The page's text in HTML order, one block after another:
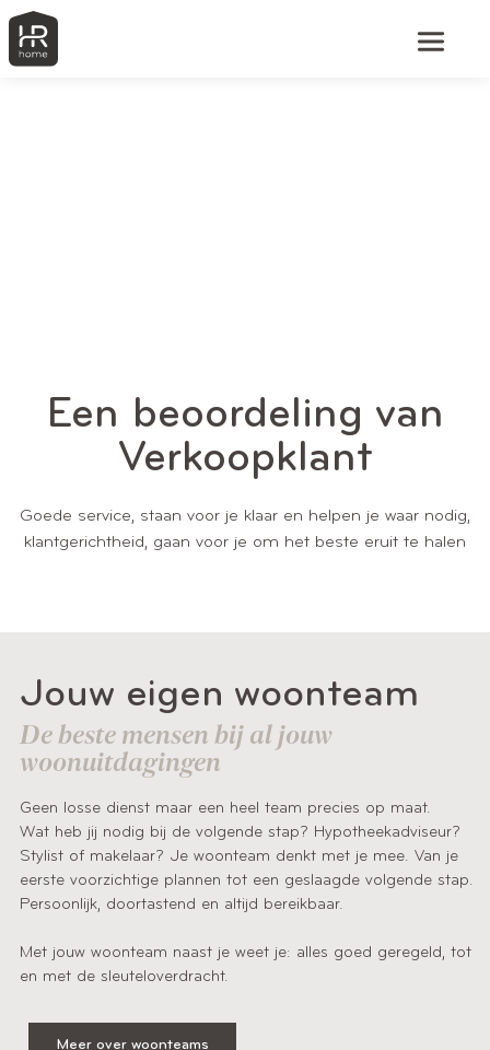
Een beoordeling van
Verkoopklant
Goede service, staan voor je klaar en helpen je waar nodig,
klantgerichtheid, gaan voor je om het beste eruit te halen
Jouw eigen woonteam
De beste mensen bij al jouw
woonuitdagingen
Geen losse dienst maar een heel team precies op maat.
Wat heb jij nodig bij de volgende stap? Hypotheekadviseur?
Stylist of makelaar? Je woonteam denkt met je mee. Van je
eerste voorzichtige plannen tot een geslaagde volgende stap.
Persoonlijk, doortastend en altijd bereikbaar.
Met jouw woonteam naast je weet je: alles goed geregeld, tot
en met de sleuteloverdracht.
Meer over woonteams